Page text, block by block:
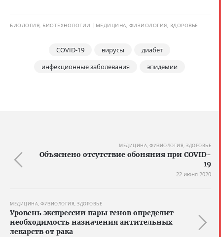
БИОЛОГИЯ, БИОТЕХНОЛОГИИ МЕДИЦИНА, ФИЗИОЛОГИЯ, ЗДОРОВЬЕ
COVID-19 вирусы
диабет
инфекционные заболевания
эпидемии
МЕДИЦИНА, ФИЗИОЛОГИЯ, ЗДОРОВЬЕ
Объяснено отсутствие обоняния при COVID-
19
22 июня 2020
МЕДИЦИНА, ФИЗИОЛОГИЯ, ЗДОРОВЬЕ
Уровень экспрессии пары генов определит
необходимость назначения антительных
лекарств от рака